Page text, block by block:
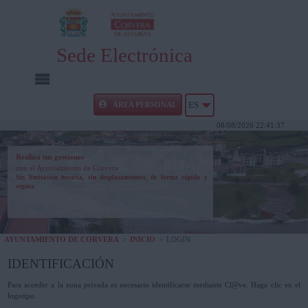
Sede Electrónica
INICIO
CARPETA CIUDADANA
AYUDA
ÁREA PERSONAL ES
08/08/2026 22:41:37
Realiza tus gestiones
con el Ayuntamiento de Corvera
Sin limitación horaria, sin desplazamientos, de forma rápida y
segura.
AYUNTAMIENTO DE CORVERA INICIO LOGIN
IDENTIFICACIÓN
Para acceder a la zona privada es necesario identificarse mediante Cl@ve. Haga clic en el
logotipo.